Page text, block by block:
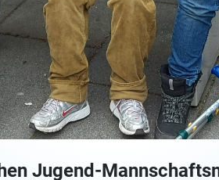
Jugend-